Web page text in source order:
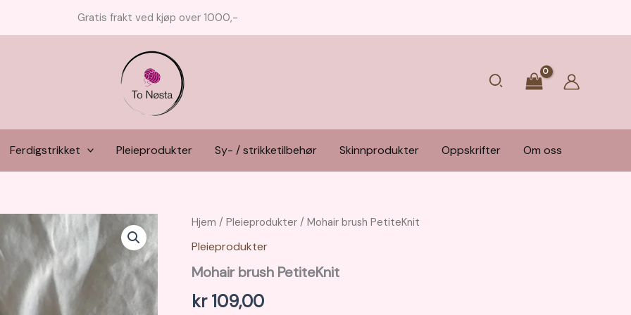
Gratis frakt ved kjøp over 1000,-
Søk
Ferdigstrikket Pleieprodukter Sy- / strikketilbehør Skinnprodukter Oppskrifter Om oss
Hjem / Pleieprodukter / Mohair brush PetiteKnit
Pleieprodukter
Mohair brush PetiteKnit
kr109,00